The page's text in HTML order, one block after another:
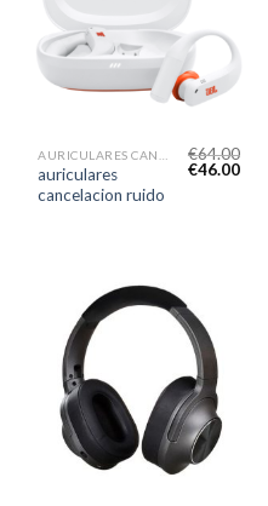
auriculares
cancelacion ruido
€64.00
€46.00